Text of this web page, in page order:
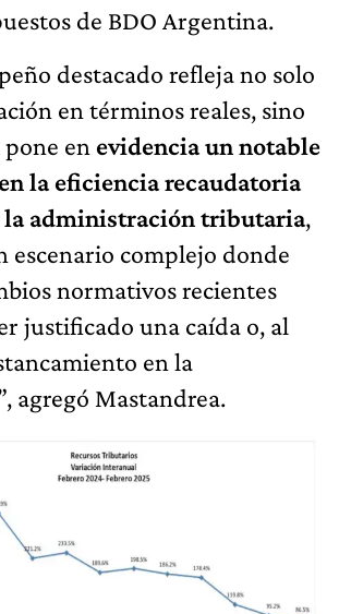
de BDO Argentina.
destacado refleja no solo
en términos reales, sino
en evidencia un notable
la eficiencia recaudatoria
la administración tributaria,
escenario complejo donde
normativos recientes
justificado una caída o, al
en la
agregó Mastandrea.